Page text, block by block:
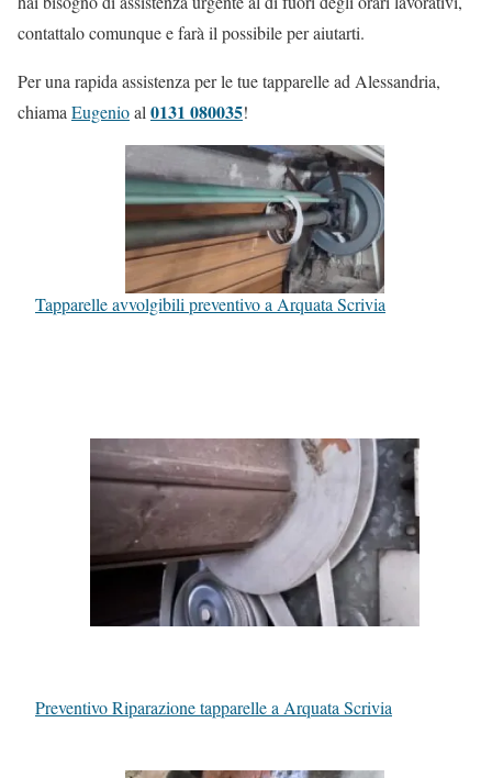
contattalo comunque e farà il possibile per aiutarti.
Per una rapida assistenza per le tue tapparelle ad Alessandria,
chiamaEugenioal0131 080035!
Tapparelle avvolgibili preventivo a Arquata Scrivia
Preventivo Riparazione tapparelle a Arquata Scrivia